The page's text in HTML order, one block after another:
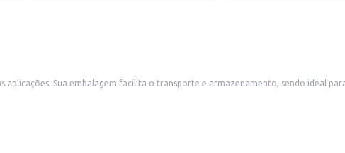
lojas de conveniência